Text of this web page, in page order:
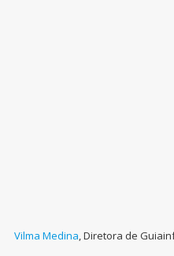
Vilma Medina,Diretora de